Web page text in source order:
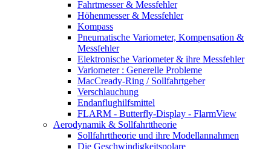
Fahrtmesser & Messfehler
Höhenmesser & Messfehler
Kompass
Pneumatische Variometer, Kompensation &
Messfehler
Elektronische Variometer & ihre Messfehler
Variometer : Generelle Probleme
MacCready-Ring / Sollfahrtgeber
Verschlauchung
Endanflughilfsmittel
FLARM - Butterfly-Display - FlarmView
Aerodynamik & Sollfahrttheorie
Sollfahrttheorie und ihre Modellannahmen
Die Geschwindigkeitspolare